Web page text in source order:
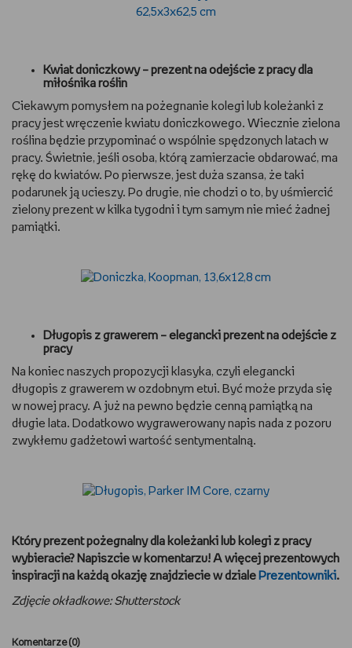
Kwiat doniczkowy – prezent na odejście z pracy dla
miłośnika roślin
Ciekawym pomysłem na pożegnanie kolegi lub koleżanki z
pracy jest wręczenie kwiatu doniczkowego. Wiecznie zielona
roślina będzie przypominać o wspólnie spędzonych latach w
pracy. Świetnie, jeśli osoba, którą zamierzacie obdarować, ma
rękę do kwiatów. Po pierwsze, jest duża szansa, że taki
podarunek ją ucieszy. Po drugie, nie chodzi o to, by uśmiercić
zielony prezent w kilka tygodni i tym samym nie mieć żadnej
pamiątki.
Długopis z grawerem – elegancki prezent na odejście z
pracy
Na koniec naszych propozycji klasyka, czyli elegancki
długopis z grawerem w ozdobnym etui. Być może przyda się
w nowej pracy. A już na pewno będzie cenną pamiątką na
długie lata. Dodatkowo wygrawerowany napis nada z pozoru
zwykłemu gadżetowi wartość sentymentalną.
Który prezent pożegnalny dla koleżanki lub kolegi z pracy
wybieracie? Napiszcie w komentarzu! A więcej prezentowych
inspiracji na każdą okazję znajdziecie w dziale Prezentowniki.
Zdjęcie okładkowe: Shutterstock
Komentarze (0)